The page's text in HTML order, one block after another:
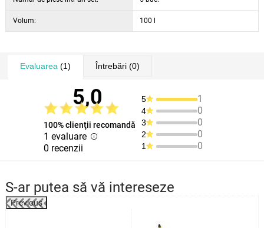
Volum: 100 l
Evaluarea (1) Întrebări(0)
5,0
100% clienţii recomandă
1 evaluare
0 recenzii
5 1
4 0
3 0
2 0
1 0
S-ar putea să vă intereseze
Previous